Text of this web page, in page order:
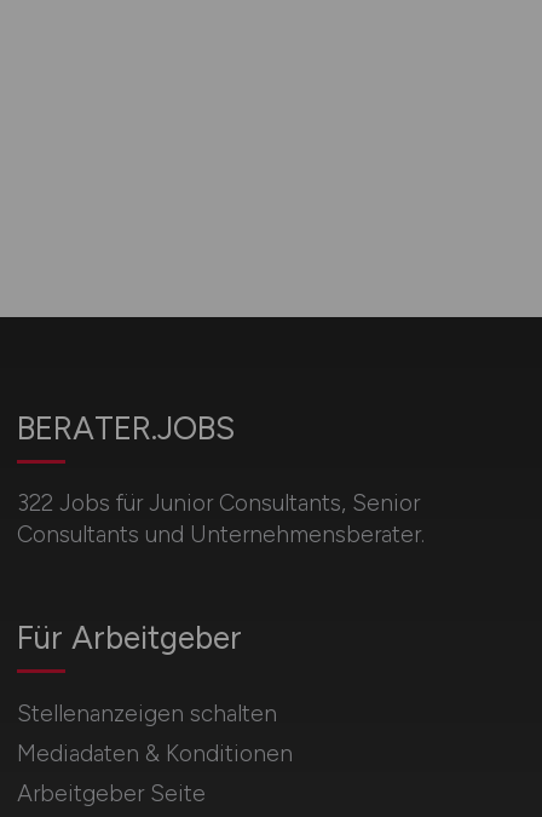
BERATER.JOBS
322 Jobs für Junior Consultants, Senior
Consultants und Unternehmensberater.
Für Arbeitgeber
Stellenanzeigen schalten
Mediadaten & Konditionen
Arbeitgeber Seite